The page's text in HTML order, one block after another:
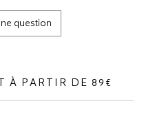
question
À PARTIR DE 89€